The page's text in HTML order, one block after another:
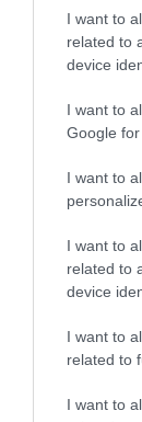
I want to
related to
device
I want to
Google
I want to
I want to
related to
device
I want to
related to
I want to
Το
από την ΕΕ
Gaming Police”
ενισχύει
των παιδιών
διαδίκτυο
ΑΑΔΕ:
παραβάσεις
αφορούν
31.07.2026
Σ.
Τεχνητή
δεν είναι
νέα
μια νέα
επανάσταση»
31.07.2026
για τη